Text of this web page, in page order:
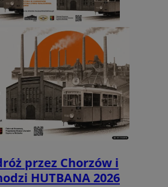
przez Chorzów i
HUTBANA 2026